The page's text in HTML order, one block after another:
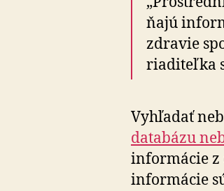
ňa­jú
zdravie
riaditeľka
Vyhľadať
databázu
informácie z
informácie